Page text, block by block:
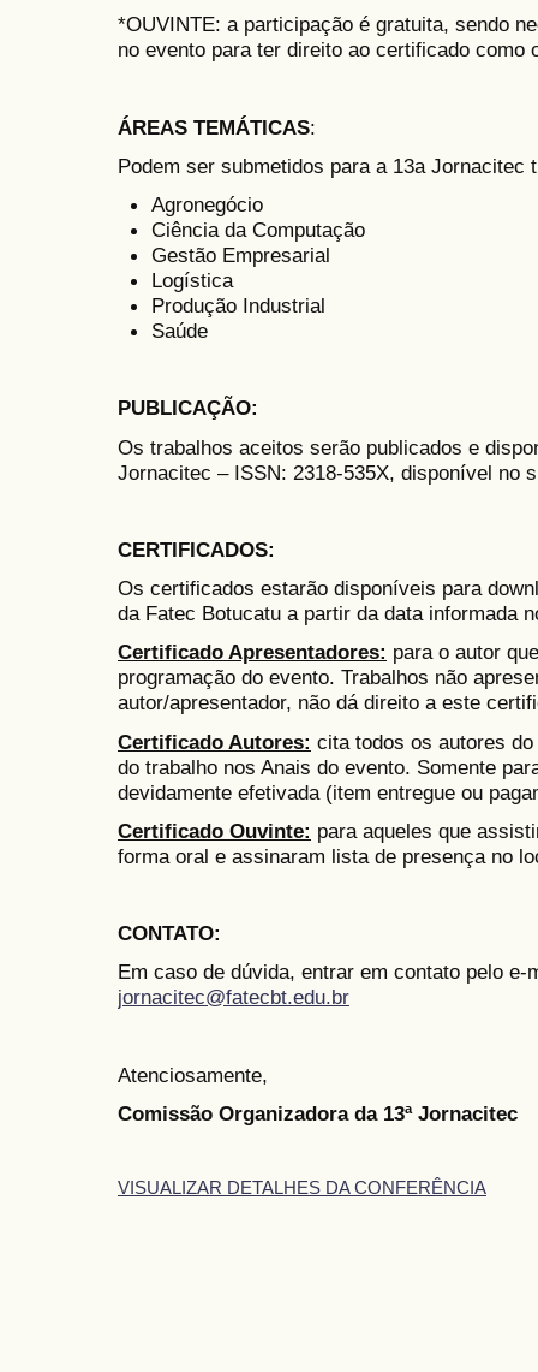
*OUVINTE: a participação é gratuita, sendo
no evento para ter direito ao certificado como
ÁREAS TEMÁTICAS:
Podem ser submetidos para a 13a
Agronegócio
Ciência da Computação
Gestão Empresarial
Logística
Produção Industrial
Saúde
PUBLICAÇÃO:
Os trabalhos aceitos serão publicados e
Jornacitec – ISSN: 2318-535X, disponível no
CERTIFICADOS:
Os certificados estarão disponíveis para
da Fatec Botucatu a partir da data informada
Certificado Apresentadores: para o autor
programação do evento. Trabalhos não
autor/apresentador, não dá direito a este
Certificado Autores: cita todos os autores
do trabalho nos Anais do evento. Somente
devidamente efetivada (item entregue ou
Certificado Ouvinte: para aqueles que
forma oral e assinaram lista de presença no
CONTATO:
Em caso de dúvida, entrar em contato pelo e-
jornacitec@fatecbt.edu.br
Atenciosamente,
Comissão Organizadora da 13ª Jornacitec
VISUALIZAR DETALHES DA CONFERÊNCIA